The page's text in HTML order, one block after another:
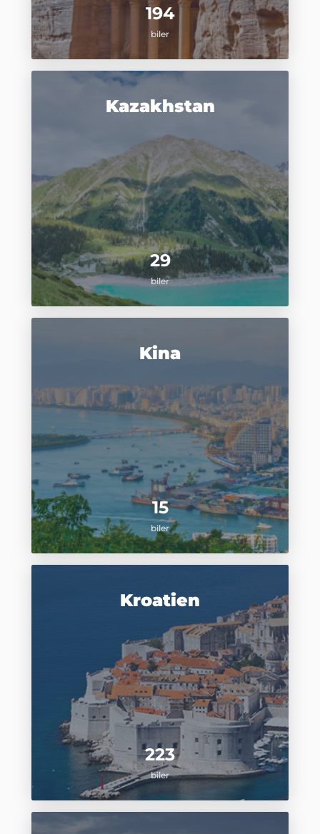
194
biler
29
biler
Kazakhstan
15
biler
Kina
223
biler
Kroatien